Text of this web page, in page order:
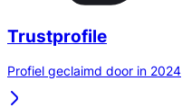
Trustprofile
Profiel geclaimd door in 2024